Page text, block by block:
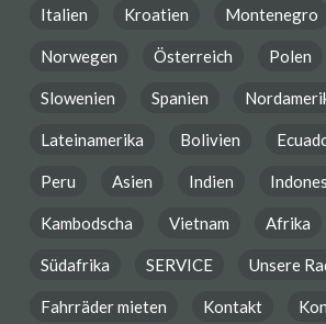
Italien Kroatien Montenegro
Norwegen Österreich Polen
Slowenien Spanien
Lateinamerika Bolivien
Peru Asien Indien
Kambodscha Vietnam Afrika
Südafrika SERVICE Unsere
Fahrräder mieten Kontakt